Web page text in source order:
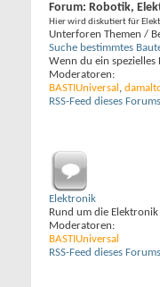
Forum: Robotik,
Hier wird diskutiert für
Unterforen Themen /
Suche bestimmtes
Wenn du ein spezielles
Moderatoren:
BASTIUniversal ,
RSS-Feed dieses
Elektronik
Rund um die
Moderatoren:
BASTIUniversal
RSS-Feed dieses